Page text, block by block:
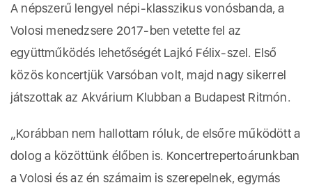
A népszerű lengyel népi-klasszikus vonósbanda, a
Volosi menedzsere 2017-ben vetette fel az
együttműködés lehetőségét Lajkó Félix-szel. Első
közös koncertjük Varsóban volt, majd nagy sikerrel
játszottak az Akvárium Klubban a Budapest Ritmón.
„Korábban nem hallottam róluk, de elsőre működött a
dolog a közöttünk élőben is. Koncertrepertoárunkban
a Volosi és az én számaim is szerepelnek, egymás